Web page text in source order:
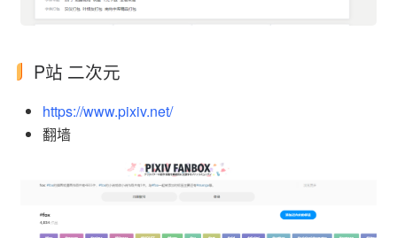
P站 二次元
https://www.pixiv.net/
翻墙